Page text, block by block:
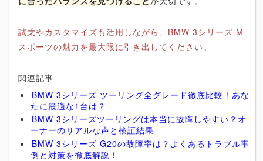
試乗やカスタマイズも活用しながら、BMW 3シリーズ M
スポーツの魅力を最大限に引き出してください。
関連記事
BMW 3シリーズ ツーリング全グレード徹底比較！あな
たに最適な1台は？
BMW 3シリーズツーリングは本当に故障しやすい？オ
ーナーのリアルな声と検証結果
BMW 3シリーズ G20の故障率は？よくあるトラブル事
例と対策を徹底解説！